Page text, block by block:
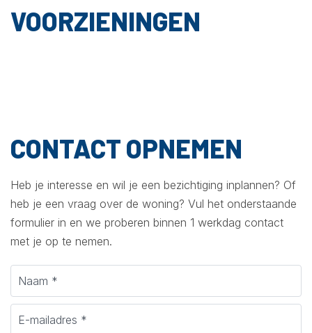
VOORZIENINGEN
CONTACT OPNEMEN
Heb je interesse en wil je een bezichtiging inplannen? Of
heb je een vraag over de woning? Vul het onderstaande
formulier in en we proberen binnen 1 werkdag contact
met je op te nemen.